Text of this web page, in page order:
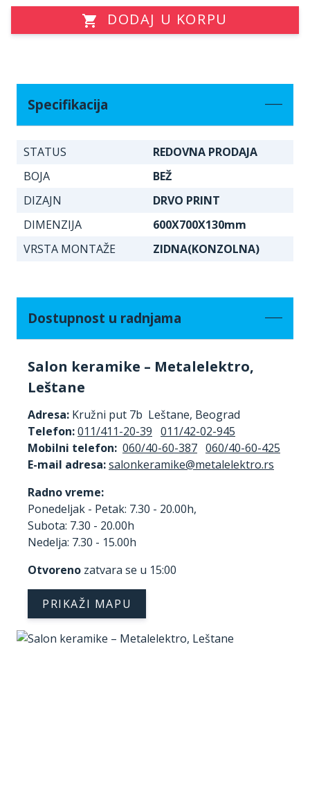
DODAJ U KORPU
Specifikacija
STATUS
REDOVNA PRODAJA
BOJA
BEŽ
DIZAJN
DRVO PRINT
DIMENZIJA
600X700X130mm
VRSTA MONTAŽE
ZIDNA(KONZOLNA)
Dostupnost u radnjama
Salon keramike – Metalelektro,
Leštane
Adresa: Kružni put 7b Leštane, Beograd
Telefon:011/411-20-39 011/42-02-945
Mobilni telefon: 060/40-60-387 060/40-60-425
E-mail adresa:
Radno vreme:
Ponedeljak - Petak: 7.30 - 20.00h,
Subota: 7.30 - 20.00h
Nedelja: 7.30 - 15.00h
Otvoreno zatvara se u 15:00
PRIKAŽI MAPU